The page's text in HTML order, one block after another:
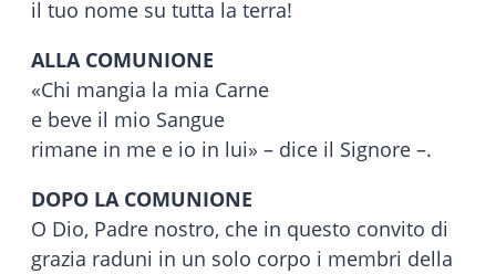
il tuo nome su tutta la terra!
ALLA COMUNIONE
«Chi mangia la mia Carne
e beve il mio Sangue
rimane in me e io in lui» – dice il Signore –.
DOPO LA COMUNIONE
O Dio, Padre nostro, che in questo convito di
grazia raduni in un solo corpo i membri della